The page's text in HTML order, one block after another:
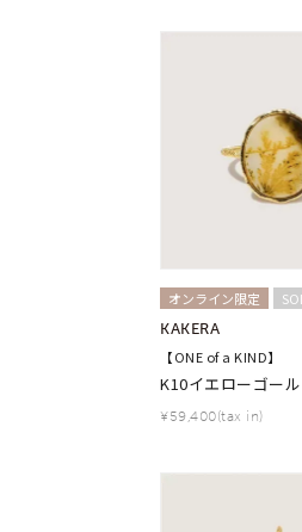
モチ
石
フ
オンライン限定
KAKERA
【ONE of a KIND】
K10イエローゴー
¥59,400(tax in)